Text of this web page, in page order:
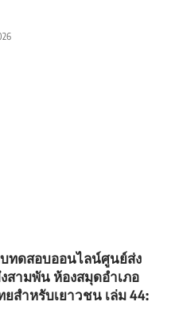
ทดสอบออนไลน์ศูนย์ส่ง
สามพัน ห้องสมุดอำเภอ
สำหรับเยาวชน เล่ม 44: